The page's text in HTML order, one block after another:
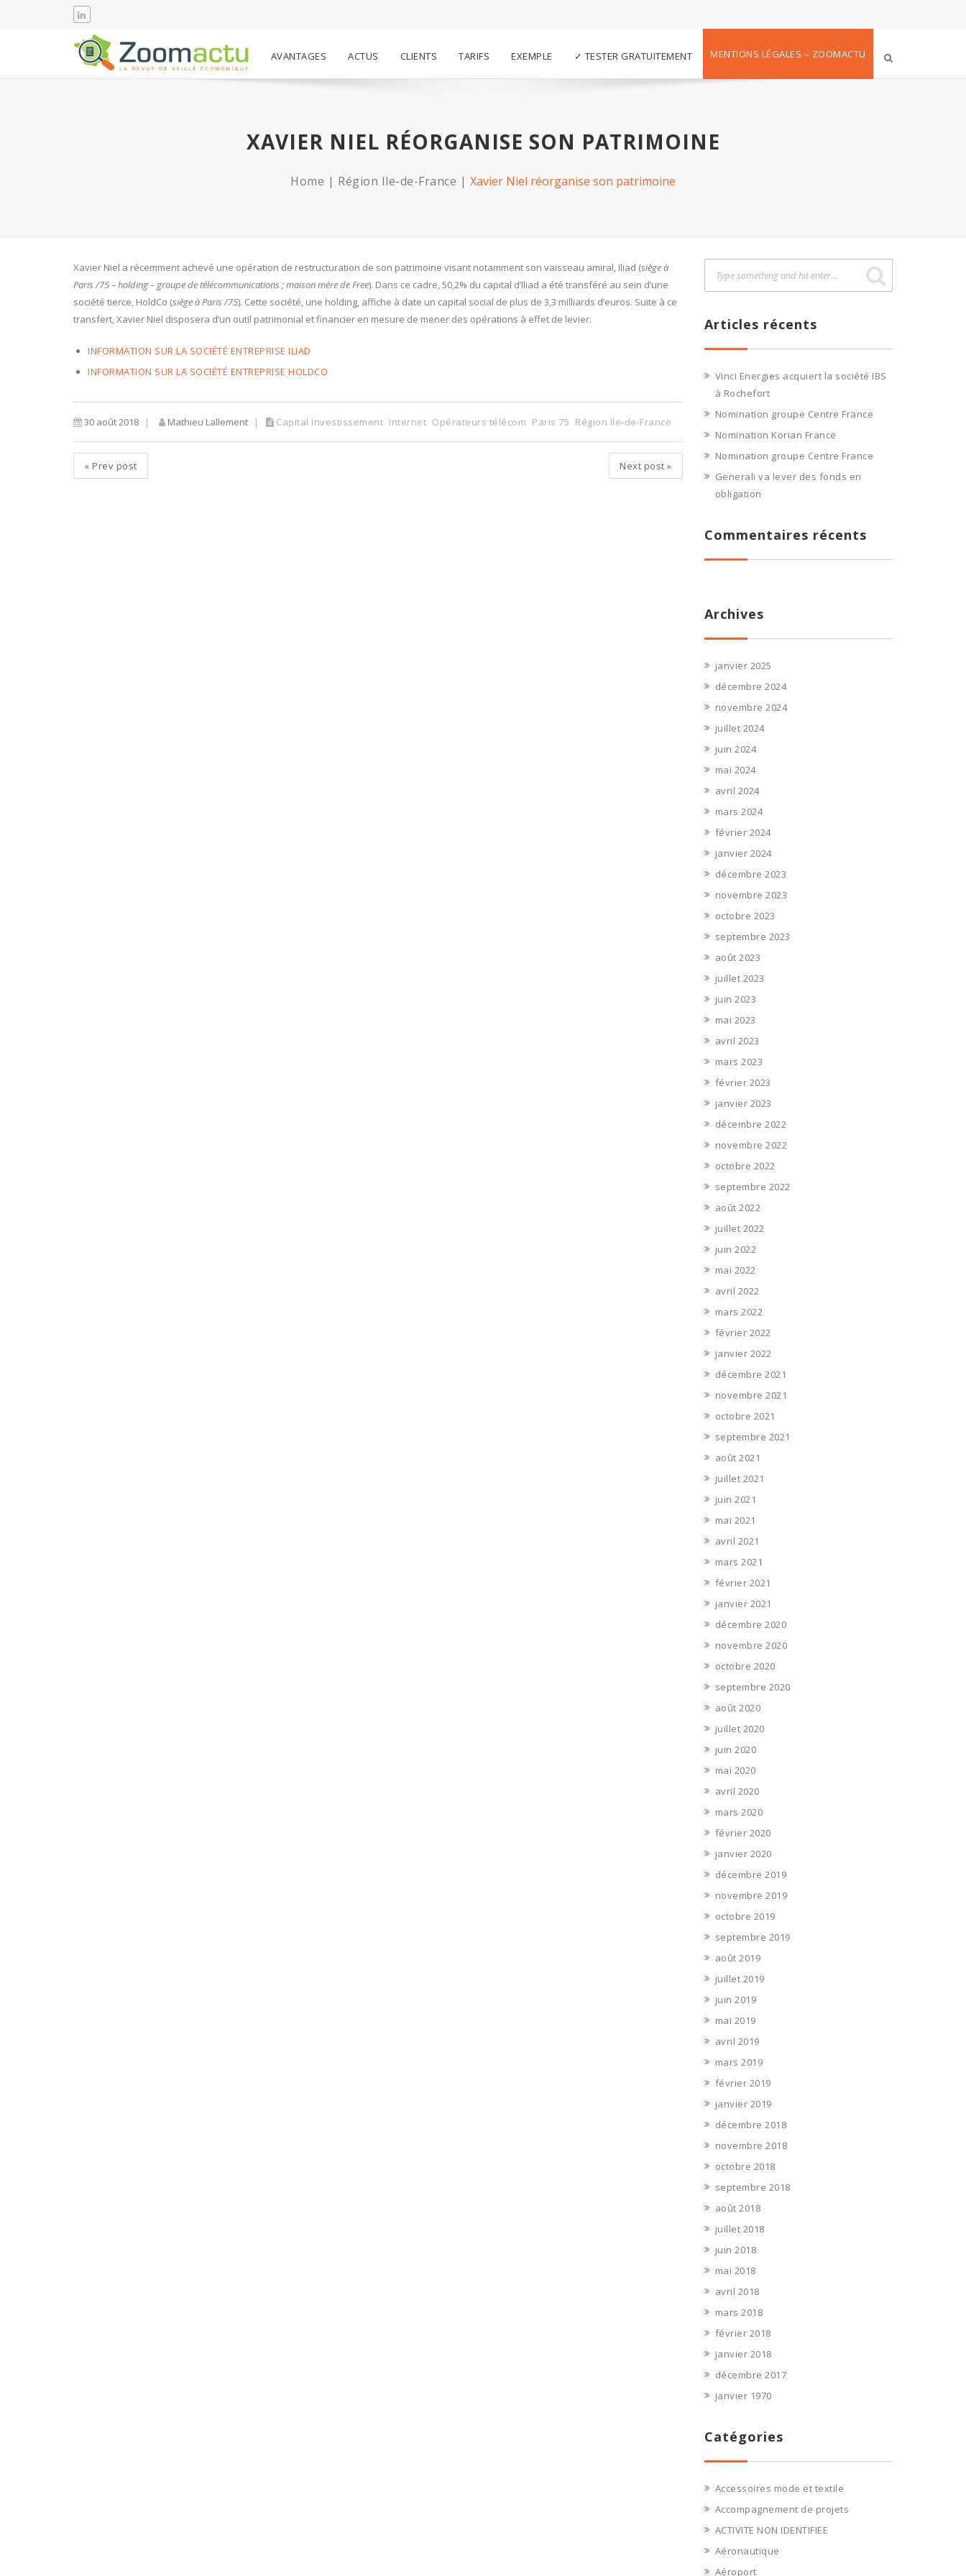
AVANTAGES ACTUS CLIENTS TARIFS EXEMPLE ✓ TESTER GRATUITEMENT MENTIONS LÉGALES – ZOOMACTU
XAVIER NIEL RÉORGANISE SON PATRIMOINE
Home Région Ile-de-France Xavier Niel réorganise son patrimoine
Xavier Niel a récemment achevé une opération de restructuration de son patrimoine visant notamment son vaisseau amiral, Iliad (siège à
Paris /75 – holding – groupe de télécommunications ; maison mère de Free). Dans ce cadre, 50,2% du capital d’Iliad a été transféré au sein d’une
société tierce, HoldCo (siège à Paris /75). Cette société, une holding, affiche à date un capital social de plus de 3,3 milliards d’euros. Suite à ce
transfert, Xavier Niel disposera d’un outil patrimonial et financier en mesure de mener des opérations à effet de levier.
INFORMATION SUR LA SOCIÉTÉ ENTREPRISE ILIAD
INFORMATION SUR LA SOCIÉTÉ ENTREPRISE HOLDCO
30 août 2018 Mathieu Lallement Capital Investissement Internet Opérateurs télécom Paris 75 Région Ile-de-France
« Prev post Next post »
Articles récents
Vinci Energies acquiert la société IBS
à Rochefort
Nomination groupe Centre France
Nomination Korian France
Nomination groupe Centre France
Generali va lever des fonds en
obligation
Commentaires récents
Archives
janvier 2025
décembre 2024
novembre 2024
juillet 2024
juin 2024
mai 2024
avril 2024
mars 2024
février 2024
janvier 2024
décembre 2023
novembre 2023
octobre 2023
septembre 2023
août 2023
juillet 2023
juin 2023
mai 2023
avril 2023
mars 2023
février 2023
janvier 2023
décembre 2022
novembre 2022
octobre 2022
septembre 2022
août 2022
juillet 2022
juin 2022
mai 2022
avril 2022
mars 2022
février 2022
janvier 2022
décembre 2021
novembre 2021
octobre 2021
septembre 2021
août 2021
juillet 2021
juin 2021
mai 2021
avril 2021
mars 2021
février 2021
janvier 2021
décembre 2020
novembre 2020
octobre 2020
septembre 2020
août 2020
juillet 2020
juin 2020
mai 2020
avril 2020
mars 2020
février 2020
janvier 2020
décembre 2019
novembre 2019
octobre 2019
septembre 2019
août 2019
juillet 2019
juin 2019
mai 2019
avril 2019
mars 2019
février 2019
janvier 2019
décembre 2018
novembre 2018
octobre 2018
septembre 2018
août 2018
juillet 2018
juin 2018
mai 2018
avril 2018
mars 2018
février 2018
janvier 2018
décembre 2017
janvier 1970
Catégories
Accessoires mode et textile
Accompagnement de projets
ACTIVITE NON IDENTIFIEE
Aéronautique
Aéroport